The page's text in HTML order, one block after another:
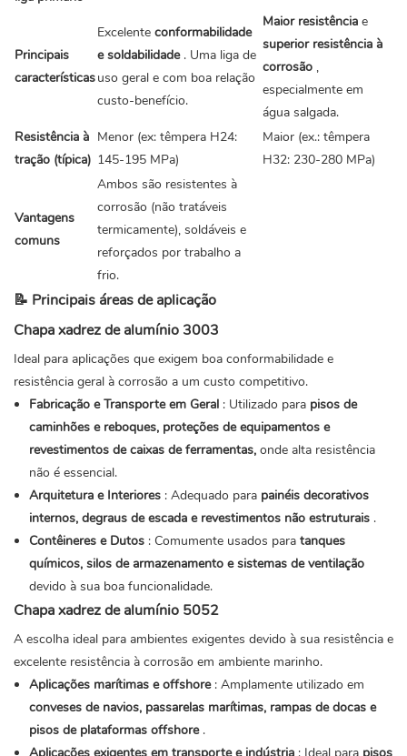
Principais
características
Excelente conformabilidade
e soldabilidade. Uma liga de
uso geral e com boa relação
custo-benefício.
Maior resistência e
superior resistência à
corrosão ,
especialmente em
água salgada.
Resistência à
tração (típica)
Menor (ex: têmpera H24:
145-195 MPa)
Maior (ex.: têmpera
H32: 230-280 MPa)
Vantagens
comuns
Ambos são resistentes à
corrosão (não tratáveis ​​
termicamente), soldáveis ​​e
reforçados por trabalho a
frio.
📝 Principais áreas de aplicação
Chapa xadrez de alumínio 3003
Ideal para aplicações que exigem boa conformabilidade e
resistência geral à corrosão a um custo competitivo.
Fabricação e Transporte em Geral: Utilizado para pisos de
caminhões e reboques, proteções de equipamentos e
revestimentos de caixas de ferramentas,onde alta resistência
não é essencial.
Arquitetura e Interiores: Adequado para painéis decorativos
internos, degraus de escada e revestimentos não estruturais.
Contêineres e Dutos: Comumente usados ​​para tanques
químicos, silos de armazenamento e sistemas de ventilação
devido à sua boa funcionalidade.
Chapa xadrez de alumínio 5052
A escolha ideal para ambientes exigentes devido à sua resistência e
excelente resistência à corrosão em ambiente marinho.
Aplicações marítimas e offshore: Amplamente utilizado em
conveses de navios, passarelas marítimas, rampas de docas e
pisos de plataformas offshore.